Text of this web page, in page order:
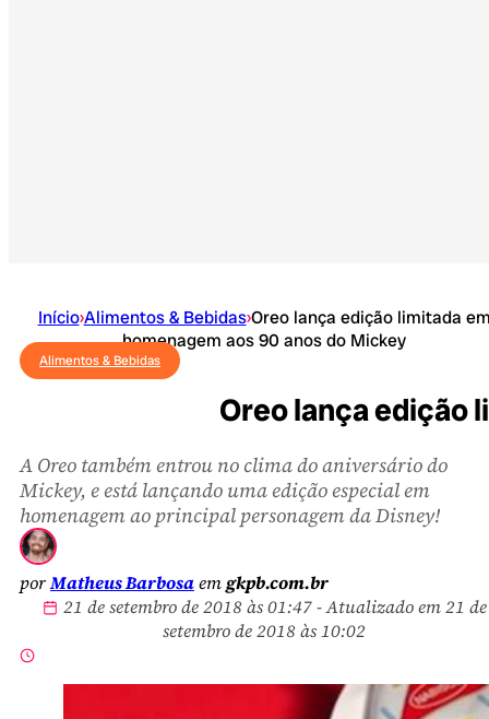
Início›Alimentos & Bebidas›Oreo lança edição limitada
homenagem aos 90 anos do Mickey
Alimentos & Bebidas
Oreo lança edição
A Oreo também entrou no clima do aniversário do
Mickey, e está lançando uma edição especial em
homenagem ao principal personagem da Disney!
porMatheus Barbosaemgkpb.com.br
21 de setembro de 2018 às 01:47 - Atualizado em 21 de
setembro de 2018 às 10:02